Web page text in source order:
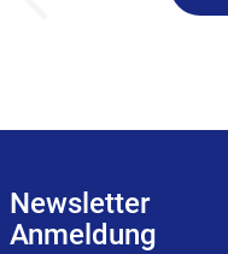
Newsletter
Anmeldung